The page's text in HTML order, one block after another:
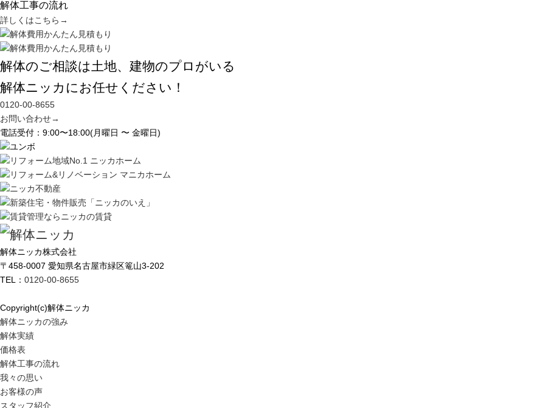
解体工事の流れ
詳しくはこちら →
解体のご相談は土地、建物のプロがいる
解体ニッカにお任せください！
0120-00-8655
お問い合わせ→
電話受付：9:00〜18:00(月曜日 〜 金曜日)
解体ニッカ株式会社
〒458-0007 愛知県名古屋市緑区篭山3-202
TEL： 0120-00-8655
Copyright(c)解体ニッカ
解体ニッカの強み
解体実績
価格表
解体工事の流れ
我々の思い
お客様の声
スタッフ紹介